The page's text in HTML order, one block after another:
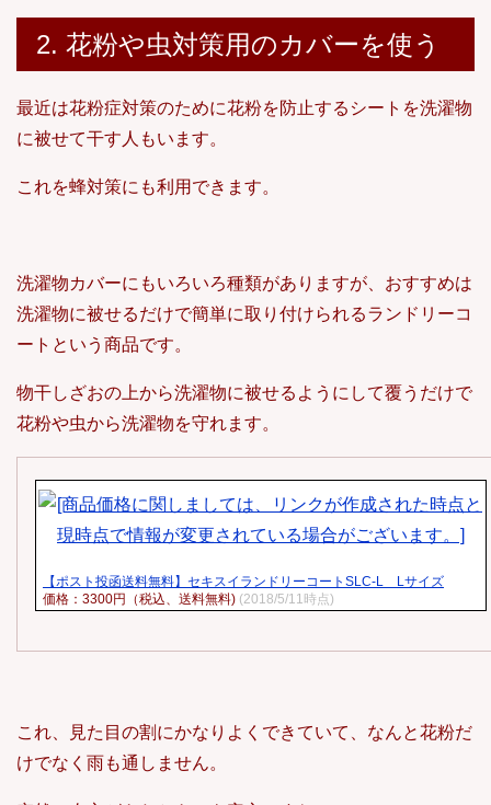
2. 花粉や虫対策用のカバーを使う
最近は花粉症対策のために花粉を防止するシートを洗濯物
に被せて干す人もいます。
これを蜂対策にも利用できます。
洗濯物カバーにもいろいろ種類がありますが、おすすめは
洗濯物に被せるだけで簡単に取り付けられるランドリーコ
ートという商品です。
物干しざおの上から洗濯物に被せるようにして覆うだけで
花粉や虫から洗濯物を守れます。
【ポスト投函送料無料】セキスイランドリーコートSLC-L Lサイズ
価格：3300円（税込、送料無料) (2018/5/11時点)
これ、見た目の割にかなりよくできていて、なんと花粉だ
けでなく雨も通しません。